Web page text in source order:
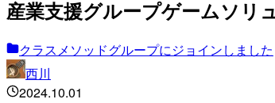
産業支援グループゲームソリ
クラスメソッドグループにジョインしました
西川
2024.10.01